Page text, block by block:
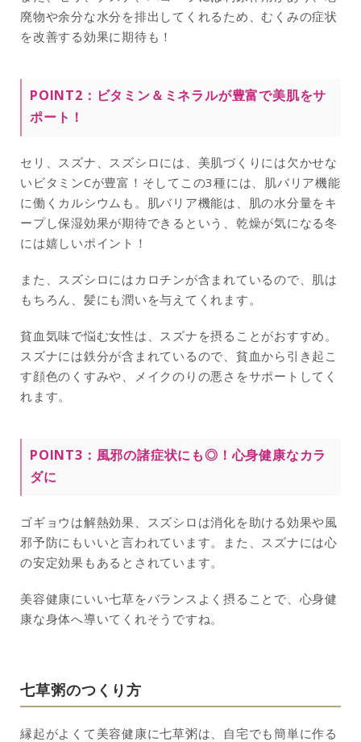
廃物や余分な水分を排出してくれるため、むくみの症状
を改善する効果に期待も！
POINT2：ビタミン＆ミネラルが豊富で美肌をサ
ポート！
セリ、スズナ、スズシロには、美肌づくりには欠かせな
いビタミンCが豊富！そしてこの3種には、肌バリア機能
に働くカルシウムも。肌バリア機能は、肌の水分量をキ
ープし保湿効果が期待できるという、乾燥が気になる冬
には嬉しいポイント！
また、スズシロにはカロチンが含まれているので、肌は
もちろん、髪にも潤いを与えてくれます。
貧血気味で悩む女性は、スズナを摂ることがおすすめ。
スズナには鉄分が含まれているので、貧血から引き起こ
す顔色のくすみや、メイクのりの悪さをサポートしてく
れます。
POINT3：風邪の諸症状にも◎！心身健康なカラ
ダに
ゴギョウは解熱効果、スズシロは消化を助ける効果や風
邪予防にもいいと言われています。また、スズナには心
の安定効果もあるとされています。
美容健康にいい七草をバランスよく摂ることで、心身健
康な身体へ導いてくれそうですね。
七草粥のつくり方
縁起がよくて美容健康に七草粥は、自宅でも簡単に作る